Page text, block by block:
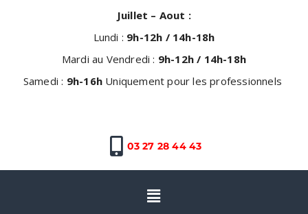
Juillet – Aout :
Lundi : 9h-12h / 14h-18h
Mardi au Vendredi : 9h-12h / 14h-18h
Samedi : 9h-16hUniquement pour les professionnels
03 27 28 44 43